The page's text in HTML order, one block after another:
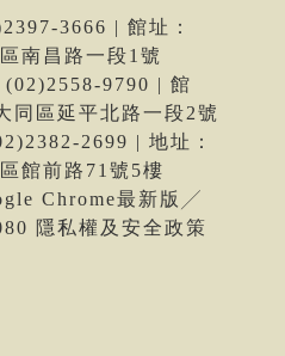
3666 | 館址：
南昌路一段1號
9790 | 館
同區延平北路一段2號
2699 | 地址：
館前路71號5樓
Chrome最新版╱
隱私權及安全政策